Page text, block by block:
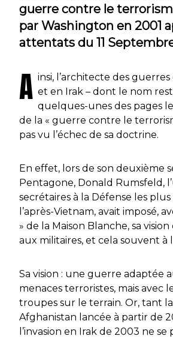
guerre contre le
par Washington en 2001
attentats du 11
A insi, l’architecte des
et en Irak – dont le nom
quelques-unes des pages
de la « guerre contre le
pas vu l’échec de sa doctrine.
En effet, lors de son deuxième
Pentagone, Donald Rumsfeld,
secrétaires à la Défense les
l’après-Vietnam, avait imposé,
» de la Maison Blanche, sa
aux militaires, et cela souvent
Sa vision : une guerre adaptée
menaces terroristes, mais avec
troupes sur le terrain. Or, tant
Afghanistan lancée à partir de
l’invasion en Irak de 2003 ne se